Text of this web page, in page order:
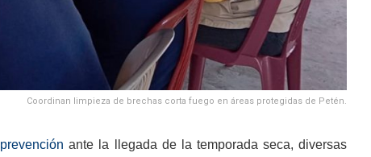
Coordinan limpieza de brechas corta fuego en áreas protegidas de Petén.
prevenciónante la llegada de la temporada seca, diversas